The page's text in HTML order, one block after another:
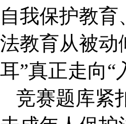
自我保护教
法教育从被动
耳”真正走向“
竞赛题库紧